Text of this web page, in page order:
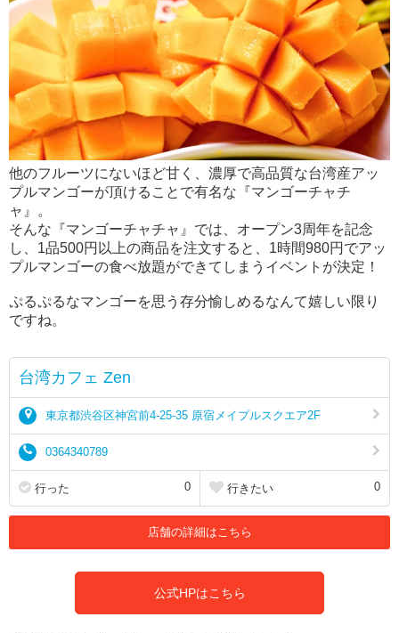
他のフルーツにないほど甘く、濃厚で高品質な台湾産アッ
プルマンゴーが頂けることで有名な『マンゴーチャチ
ャ』。
そんな『マンゴーチャチャ』では、オープン3周年を記念
し、1品500円以上の商品を注文すると、1時間980円でアッ
プルマンゴーの食べ放題ができてしまうイベントが決定！
ぷるぷるなマンゴーを思う存分愉しめるなんて嬉しい限り
ですね。
台湾カフェ Zen
東京都渋谷区神宮前4-25-35 原宿メイプルスクエア2F
0364340789
行った 0 行きたい 0
店舗の詳細はこちら
公式HPはこちら